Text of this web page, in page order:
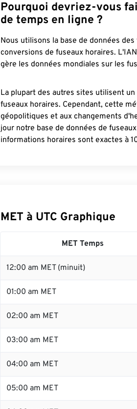
Pourquoi devriez-vous
de temps en ligne ?
Nous utilisons la base de données
conversions de fuseaux horaires.
gère les données mondiales sur les
La plupart des autres sites utilisent
fuseaux horaires. Cependant, cette
géopolitiques et aux changements
jour notre base de données de
informations horaires sont exactes à
MET à UTC Graphique
MET Temps
12:00 am MET (minuit)
01:00 am MET
02:00 am MET
03:00 am MET
04:00 am MET
05:00 am MET